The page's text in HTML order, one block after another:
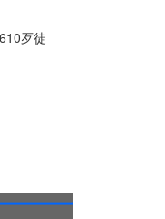
歹徒